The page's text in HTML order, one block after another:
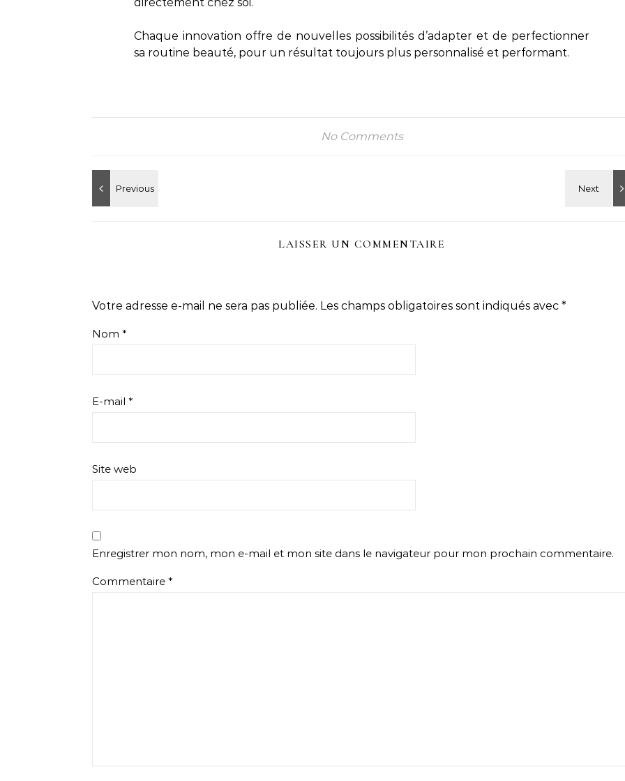
Chaque innovation offre de nouvelles possibilités d’adapter et de perfectionner
sa routine beauté, pour un résultat toujours plus personnalisé et performant.
No Comments
LAISSER UN COMMENTAIRE
Votre adresse e-mail ne sera pas publiée. Les champs obligatoires sont indiqués avec *
Nom *
E-mail *
Site web
Enregistrer mon nom, mon e-mail et mon site dans le navigateur pour mon prochain commentaire.
Commentaire *